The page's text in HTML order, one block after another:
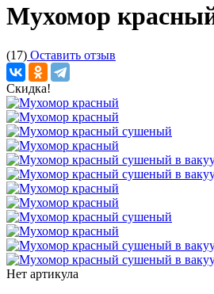
Мухомор
(17) Оставить отзыв
Скидка!
Нет артикула